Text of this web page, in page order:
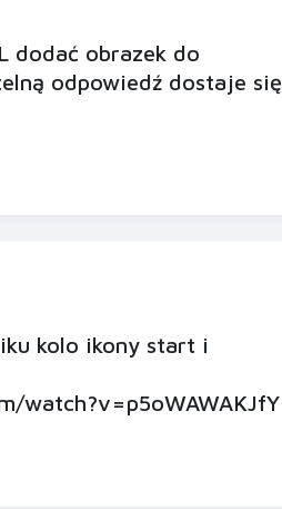
dodać obrazek do
odpowiedź dostaje się
kolo ikony start i
watch?v=p5oWAWAKJfY